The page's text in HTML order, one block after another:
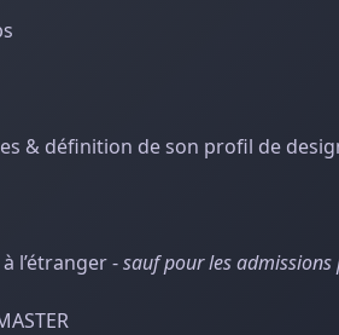
& définition de son profil de
l’étranger -sauf pour les admissions